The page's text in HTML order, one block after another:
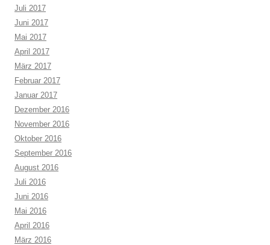
Juli 2017
Juni 2017
Mai 2017
April 2017
März 2017
Februar 2017
Januar 2017
Dezember 2016
November 2016
Oktober 2016
September 2016
August 2016
Juli 2016
Juni 2016
Mai 2016
April 2016
März 2016